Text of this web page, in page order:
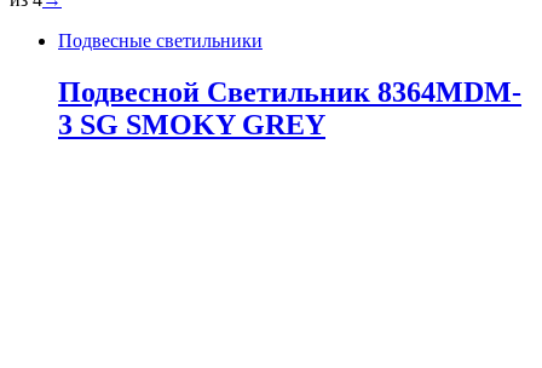
Подвесные светильники
Подвесной Светильник 8364MDM-
3 SG SMOKY GREY